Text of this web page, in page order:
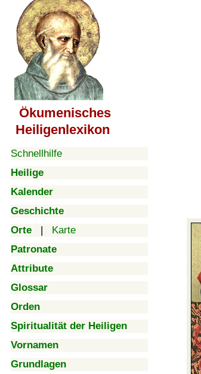
Ökumenisches
Heiligenlexikon
Schnellhilfe
Heilige
Kalender
Geschichte
Orte | Karte
Patronate
Attribute
Glossar
Orden
Spiritualität der Heiligen
Vornamen
Grundlagen